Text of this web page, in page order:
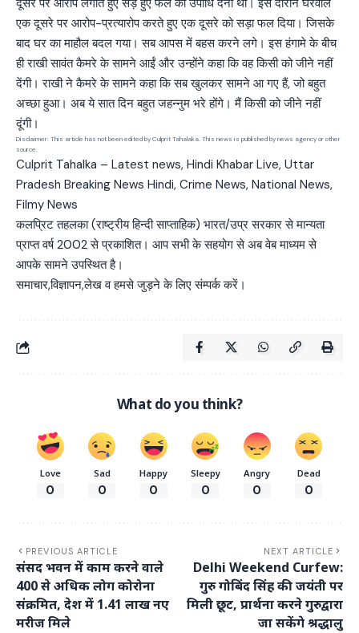
दूसरे पर आरोप लगाते हुए सड़े हुए फल की उपाधि देनी थी। इस दौरान घरवाले
एक दूसरे पर आरोप-प्रत्यारोप करते हुए एक दूसरे को सड़ा फल दिया। जिसके
बाद घर का माहौल बदल गया। सब आपस में बहस करने लगे। इस हंगामे के बीच
ही राखी सावंत कैमरे के सामने आईं और उन्होंने कहा कि वह किसी को जीने नहीं
देंगी। राखी ने कैमरे के सामने कहा कि सब खुलकर सामने आ गए हैं, जो बहुत
अच्छा हुआ। अब ये सात दिन बहुत जहन्नुम भरे होंगे। मैं किसी को जीने नहीं
दूंगी।
Disclaimer: This article has not been edited by Culprit Tahalaka. This news is published by news agency or other
source.
Culprit Tahalka – Latest news, Hindi Khabar Live, Uttar
Pradesh Breaking News Hindi, Crime News, National News,
Filmy News
कलप्रिट तहलका (राष्ट्रीय हिन्दी साप्ताहिक) भारत/उप्र सरकार से मान्यता
प्राप्त वर्ष 2002 से प्रकाशित। आप सभी के सहयोग से अब वेब माध्यम से
आपके सामने उपस्थित है।
समाचार,विज्ञापन,लेख व हमसे जुड़ने के लिए संम्पर्क करें।
What do you think?
Love
0
Sad
0
Happy
0
Sleepy
0
Angry
0
Dead
0
PREVIOUS ARTICLE
संसद भवन में काम करने वाले
400 से अधिक लोग कोरोना
संक्रमित, देश में 1.41 लाख नए
मरीज मिले
NEXT ARTICLE
Delhi Weekend Curfew:
गुरु गोबिंद सिंह की जयंती पर
मिली छूट, प्रार्थना करने गुरुद्वारा
जा सकेंगे श्रद्धालु